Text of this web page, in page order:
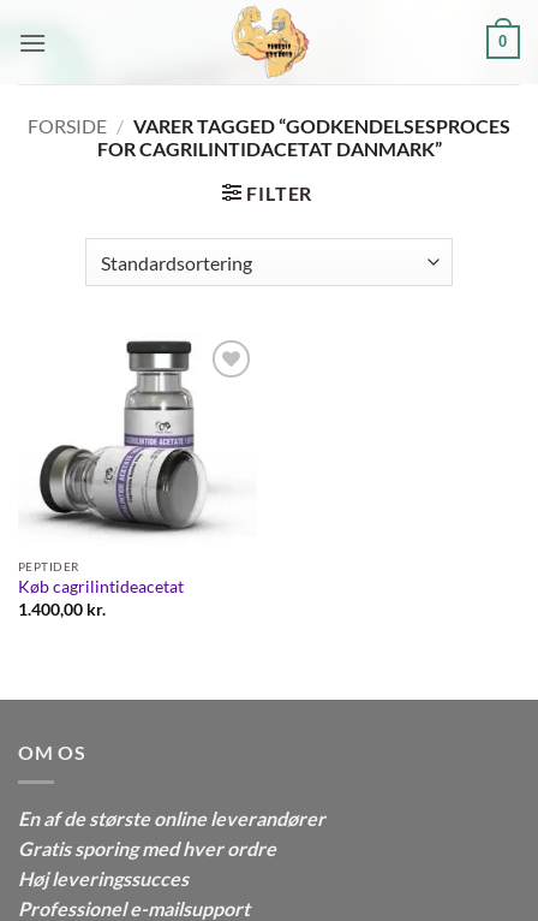
0
FORSIDE / VARER TAGGED “GODKENDELSESPROCES
FOR CAGRILINTIDACETAT DANMARK”
FILTER
PEPTIDER
Køb cagrilintideacetat
1.400,00 kr.
OM OS
En af de største online leverandører
Gratis sporing med hver ordre
Høj leveringssucces
Professionel e-mailsupport